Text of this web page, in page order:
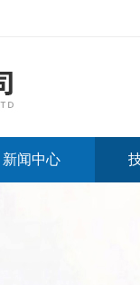
新闻中心